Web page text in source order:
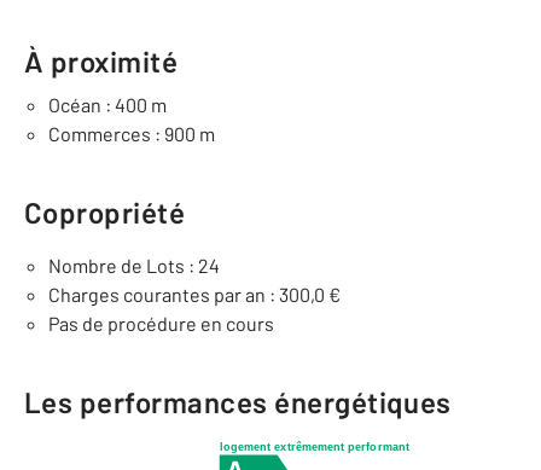
À proximité
Océan : 400 m
Commerces : 900 m
Copropriété
Nombre de Lots : 24
Charges courantes par an : 300,0 €
Pas de procédure en cours
Les performances énergétiques
logement extrêmement performant